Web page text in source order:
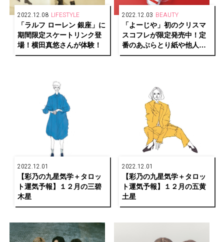
2022.12.08 LIFESTYLE
「ラルフ ローレン 銀座」に
期間限定スケートリンク登
場！横田真悠さんが体験！
2022.12.03 BEAUTY
「よーじや」初のクリスマ
スコフレが限定発売中！定
番のあぶらとり紙や他人気
アイテムがぎっしり！
2022.12.01
【彩乃の九星気学＋タロッ
ト運気予報】１２月の三碧
木星
2022.12.01
【彩乃の九星気学＋タロッ
ト運気予報】１２月の五黄
土星